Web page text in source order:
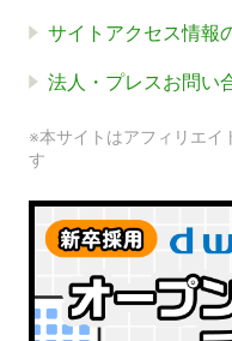
サイトアクセス情報
法人・プレスお問い
※本サイトはアフィリエイ
す